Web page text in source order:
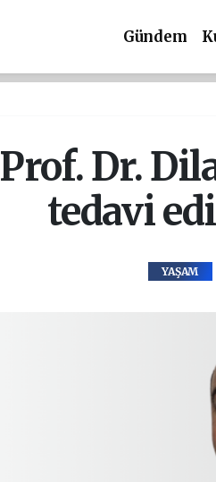
Gündem
Prof. Dr.
tedavi
YAŞAM